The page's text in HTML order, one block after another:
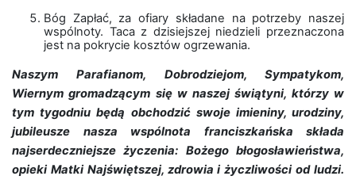
Bóg Zapłać, za ofiary składane na potrzeby naszej
wspólnoty. Taca z dzisiejszej niedzieli przeznaczona
jest na pokrycie kosztów ogrzewania.
Naszym Parafianom, Dobrodziejom, Sympatykom,
Wiernym gromadzącym się w naszej świątyni, którzy w
tym tygodniu będą obchodzić swoje imieniny, urodziny,
jubileusze nasza wspólnota franciszkańska składa
najserdeczniejsze życzenia: Bożego błogosławieństwa,
opieki Matki Najświętszej, zdrowia i życzliwości od ludzi.